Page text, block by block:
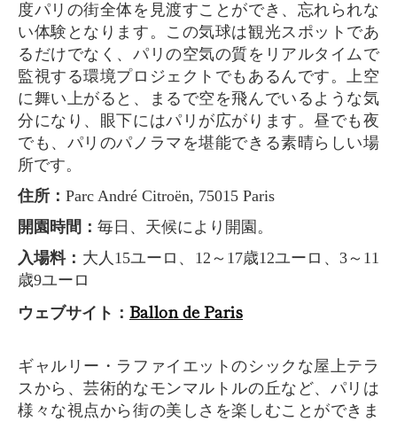
度パリの街全体を見渡すことができ、忘れられな
い体験となります。この気球は観光スポットであ
るだけでなく、パリの空気の質をリアルタイムで
監視する環境プロジェクトでもあるんです。上空
に舞い上がると、まるで空を飛んでいるような気
分になり、眼下にはパリが広がります。昼でも夜
でも、パリのパノラマを堪能できる素晴らしい場
所です。
住所： Parc André Citroën, 75015 Paris
開園時間： 毎日、天候により開園。
入場料： 大人15ユーロ、12～17歳12ユーロ、3～11
歳9ユーロ
ウェブサイト： Ballon de Paris
ギャルリー・ラファイエットのシックな屋上テラ
スから、芸術的なモンマルトルの丘など、パリは
様々な視点から街の美しさを楽しむことができま